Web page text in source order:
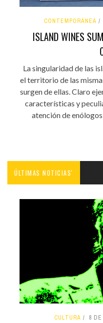
CONTEMPORÁNEA
ISLAND WINES
La singularidad de las
el territorio de las
surgen de ellas. Claro
características y
atención de
ÚLTIMAS NOTICIAS'
CULTURA 8